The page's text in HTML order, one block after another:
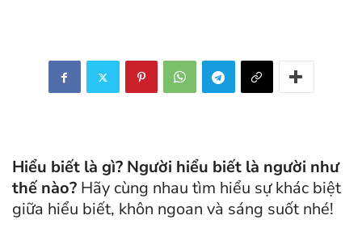
Hiểu biết là gì? Người hiểu biết là người như
thế nào? Hãy cùng nhau tìm hiểu sự khác biệt
giữa hiểu biết, khôn ngoan và sáng suốt nhé!